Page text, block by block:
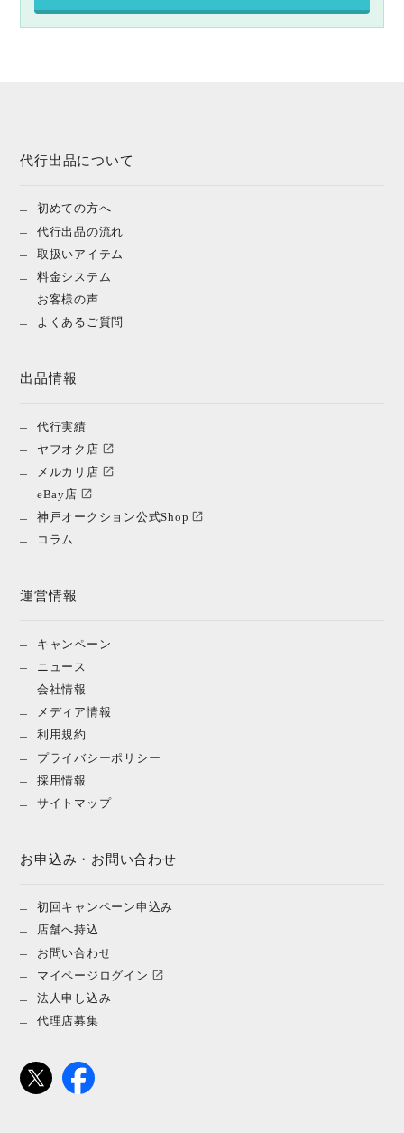
代行出品について
初めての方へ
代行出品の流れ
取扱いアイテム
料金システム
お客様の声
よくあるご質問
出品情報
代行実績
ヤフオク店
メルカリ店
eBay店
神戸オークション公式Shop
コラム
運営情報
キャンペーン
ニュース
会社情報
メディア情報
利用規約
プライバシーポリシー
採用情報
サイトマップ
お申込み・お問い合わせ
初回キャンペーン申込み
店舗へ持込
お問い合わせ
マイページログイン
法人申し込み
代理店募集